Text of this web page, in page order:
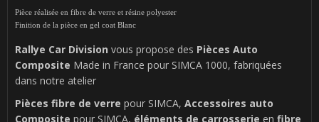
Pièce réalisée en fibre de verre et résine polyester
Finition de la pièce en gel coat Blanc
Rallye Car Division vous propose des Pièces Auto
Composite Made in France pour SIMCA 1000, fabriquées
dans notre atelier
Pièces fibre de verre pour SIMCA, Accessoires auto
Composite pour SIMCA, éléments de carrosserie en fibre